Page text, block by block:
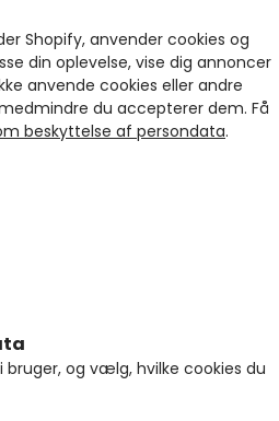
Shopify, anvender cookies og
din oplevelse, vise dig annoncer
anvende cookies eller andre
du accepterer dem. Få
beskyttelse af persondata.
og vælg, hvilke cookies du